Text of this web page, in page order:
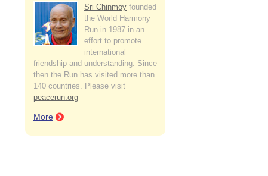
Sri Chinmoy founded
the World Harmony
Run in 1987 in an
effort to promote
international
friendship and understanding. Since
then the Run has visited more than
140 countries. Please visit
peacerun.org
More